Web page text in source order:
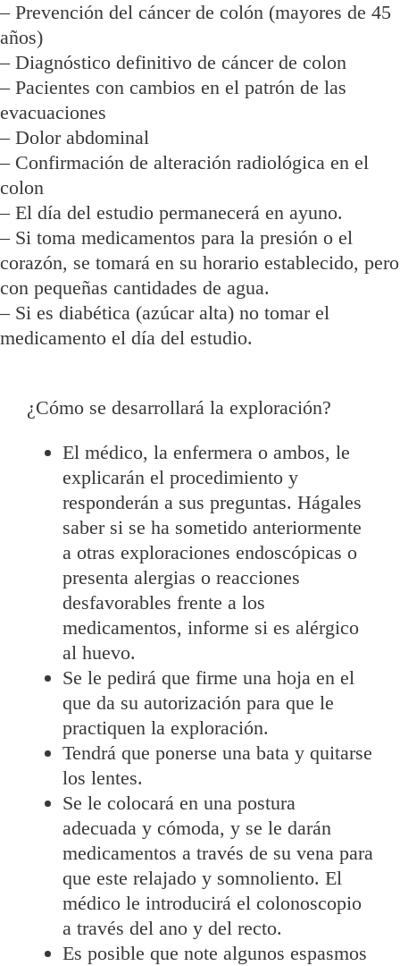
– Prevención del cáncer de colón (mayores de 45
años)
– Diagnóstico definitivo de cáncer de colon
– Pacientes con cambios en el patrón de las
evacuaciones
– Dolor abdominal
– Confirmación de alteración radiológica en el
colon
– El día del estudio permanecerá en ayuno.
– Si toma medicamentos para la presión o el
corazón, se tomará en su horario establecido, pero
con pequeñas cantidades de agua.
– Si es diabética (azúcar alta) no tomar el
medicamento el día del estudio.
¿Cómo se desarrollará la exploración?
El médico, la enfermera o ambos, le
explicarán el procedimiento y
responderán a sus preguntas. Hágales
saber si se ha sometido anteriormente
a otras exploraciones endoscópicas o
presenta alergias o reacciones
desfavorables frente a los
medicamentos, informe si es alérgico
al huevo.
Se le pedirá que firme una hoja en el
que da su autorización para que le
practiquen la exploración.
Tendrá que ponerse una bata y quitarse
los lentes.
Se le colocará en una postura
adecuada y cómoda, y se le darán
medicamentos a través de su vena para
que este relajado y somnoliento. El
médico le introducirá el colonoscopio
a través del ano y del recto.
Es posible que note algunos espasmos